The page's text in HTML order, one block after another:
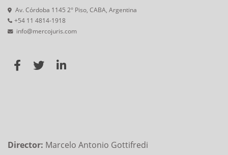
Av. Córdoba 1145 2° Piso, CABA, Argentina
+54 11 4814-1918
info@mercojuris.com
Director: Marcelo Antonio Gottifredi